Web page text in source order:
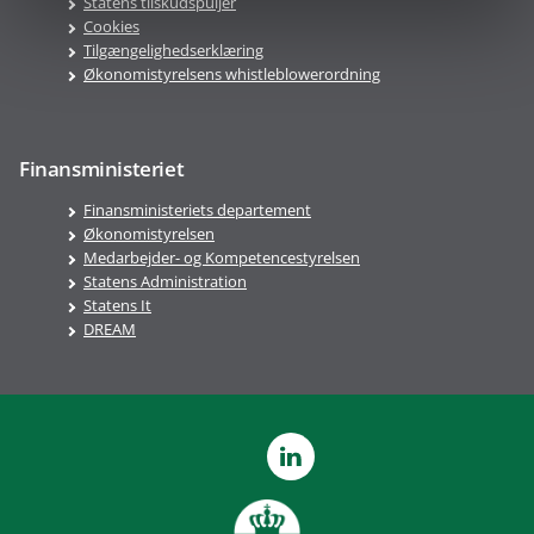
Cookies
Tilgængelighedserklæring
Økonomistyrelsens whistleblowerordning
Finansministeriet
Finansministeriets departement
Økonomistyrelsen
Medarbejder- og Kompetencestyrelsen
Statens Administration
Statens It
DREAM
LinkedIn